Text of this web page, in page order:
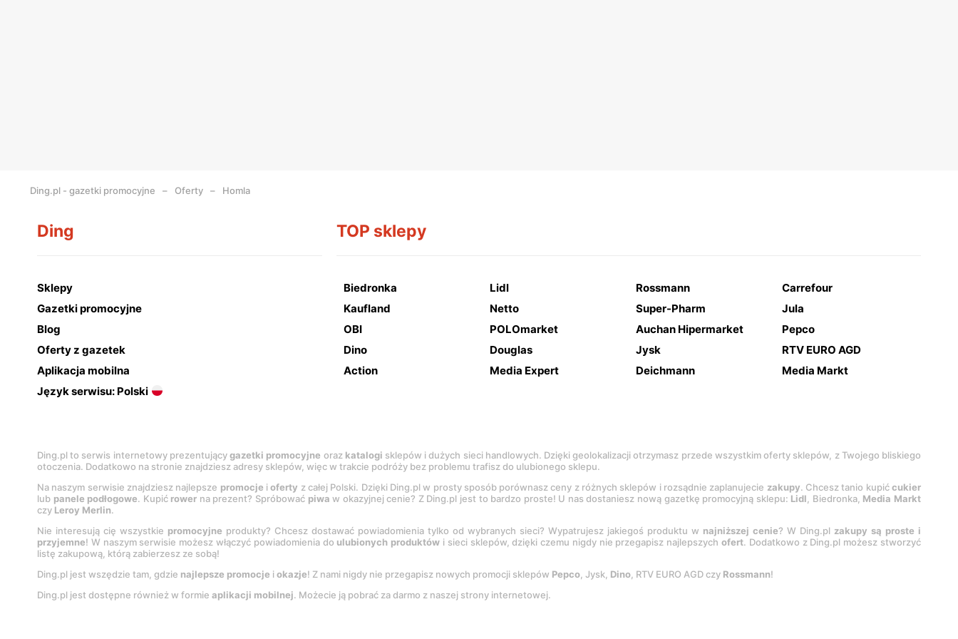
Ding.pl - gazetki promocyjne Oferty Homla
Ding
Sklepy
Gazetki promocyjne
Blog
Oferty z gazetek
Aplikacja mobilna
Język serwisu: Polski
TOP sklepy
Biedronka Lidl Rossmann
Carrefour
Kaufland
Netto Super-Pharm
Jula
OBI
POLOmarket Auchan Hipermarket
Pepco
Dino
Douglas Jysk
RTV EURO AGD
Action
Media Expert Deichmann Media Markt
Ding.pl to serwis internetowy prezentującygazetki promocyjne oraz katalogi sklepów i dużych sieci handlowych. Dzięki geolokalizacji otrzymasz przede wszystkim oferty sklepów, z Twojego bliskiego
otoczenia. Dodatkowo na stronie znajdziesz adresy sklepów, więc w trakcie podróży bez problemu trafisz do ulubionego sklepu.
Na naszym serwisie znajdziesz najlepsze promocje ioferty z całej Polski. Dzięki Ding.pl w prosty sposób porównasz ceny z różnych sklepów i rozsądnie zaplanujecie zakupy. Chcesz tanio kupićcukier
lub panele podłogowe. Kupić rower na prezent? Spróbować piwa w okazyjnej cenie? Z Ding.pl jest to bardzo proste! U nas dostaniesz nową gazetkę promocyjną sklepu: Lidl, Biedronka, Media Markt
czy Leroy Merlin.
Nie interesują cię wszystkie promocyjne produkty? Chcesz dostawać powiadomienia tylko od wybranych sieci? Wypatrujesz jakiegoś produktu w najniższej cenie? W Ding.pl zakupy są proste i
przyjemne! W naszym serwisie możesz włączyć powiadomienia do ulubionych produktów i sieci sklepów, dzięki czemu nigdy nie przegapisz najlepszychofert. Dodatkowo z Ding.pl możesz stworzyć
listę zakupową, którą zabierzesz ze sobą!
Ding.pl jest wszędzie tam, gdzie najlepsze promocje i okazje! Z nami nigdy nie przegapisz nowych promocji sklepów Pepco, Jysk, Dino, RTV EURO AGD czy Rossmann!
Ding.pl jest dostępne również w formie aplikacji mobilnej. Możecie ją pobrać za darmo z naszej strony internetowej.